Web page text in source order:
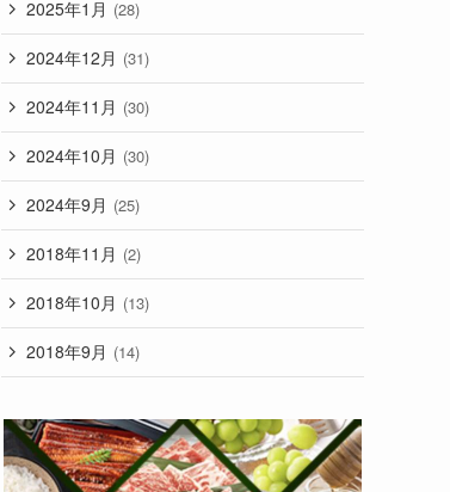
2025年1月 (28)
2024年12月 (31)
2024年11月 (30)
2024年10月 (30)
2024年9月 (25)
2018年11月 (2)
2018年10月 (13)
2018年9月 (14)